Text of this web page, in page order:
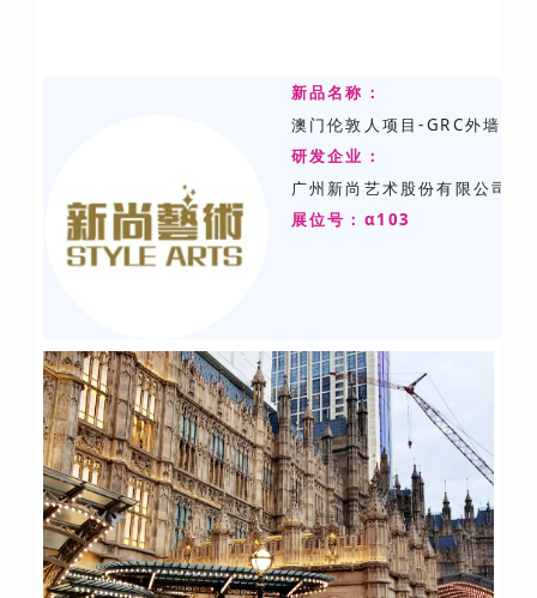
新品名称：
澳门伦敦人项目-GRC外墙深
研发企业：
广州新尚艺术股份有限公司
展位号：α103